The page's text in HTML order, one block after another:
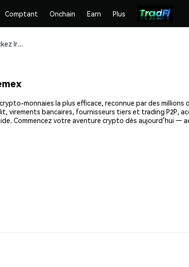
Comptant Onchain Earn Plus
Achetez et stockez Iron Fish (IRON) en toute sécurité
monnaies la plus efficace, reconnue par des
virements bancaires, fournisseurs tiers et trading P2P,
Commencez votre aventure crypto dès aujourd’hui —